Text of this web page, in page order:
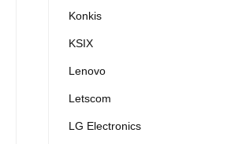
Konkis
KSIX
Lenovo
Letscom
LG Electronics